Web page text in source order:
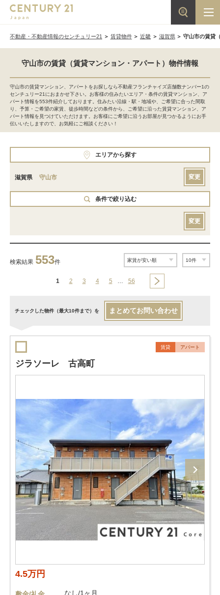
不動産・不動産情報のセンチュリー21 賃貸物件 近畿 滋賀県 守山市の賃貸
守山市の賃貸（賃貸マンション・アパート）物件情報
守山市の賃貸マンション、アパートをお探しなら不動産フランチャイズ店舗数ナンバー1の
センチュリー21におまかせ下さい。お客様の住みたいエリア・条件の賃貸マンション、ア
パート情報を553件紹介しております。住みたい沿線・駅・地域や、ご希望に合った間取
り、予算・ご希望の家賃、徒歩時間などの条件から、ご希望に沿った賃貸マンション、ア
パート情報を見つけていただけます。お客様にご希望に沿うお部屋が見つかるようにお手
伝いいたしますので、お気軽にご相談ください！
エリアから探す
滋賀県 守山市 変更
条件で絞り込む
変更
検索結果 553件
1 2 3 4 5 … 56
チェックした物件（最大10件まで）を まとめてお問い合わせ
賃貸 アパート
ジラソーレ 古高町
4.5万円
なし/1ヶ月